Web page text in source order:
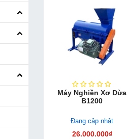
Máy Nghiền Xơ Dừa
B1200
Đang cập nhật
26.000.000₫